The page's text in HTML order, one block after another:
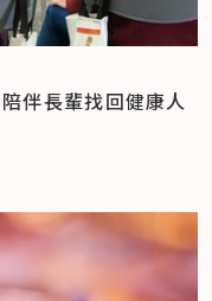
伴長輩找回健康人